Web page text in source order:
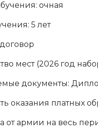
очная
5 лет
мест (2026 год
документы:
оказания платных
от армии на весь